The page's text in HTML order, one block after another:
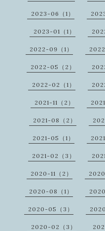
2023-06（1）
2023-01（1）
2022-09（1）
2022-05（2）
2022-02（1）
2021-11（2）
2021-08（2）
2021-05（1）
2021-02（3）
2020-11（2）
2020-08（1）
2020-05（3）
2020-02（3）